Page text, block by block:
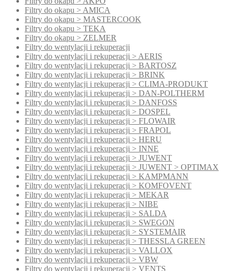
Filtry do okapu > AMICA
Filtry do okapu > MASTERCOOK
Filtry do okapu > TEKA
Filtry do okapu > ZELMER
Filtry do wentylacji i rekuperacji
Filtry do wentylacji i rekuperacji > AERIS
Filtry do wentylacji i rekuperacji > BARTOSZ
Filtry do wentylacji i rekuperacji > BRINK
Filtry do wentylacji i rekuperacji > CLIMA-PRODUKT
Filtry do wentylacji i rekuperacji > DAN-POLTHERM
Filtry do wentylacji i rekuperacji > DANFOSS
Filtry do wentylacji i rekuperacji > DOSPEL
Filtry do wentylacji i rekuperacji > FLOWAIR
Filtry do wentylacji i rekuperacji > FRAPOL
Filtry do wentylacji i rekuperacji > HERU
Filtry do wentylacji i rekuperacji > INNE
Filtry do wentylacji i rekuperacji > JUWENT
Filtry do wentylacji i rekuperacji > JUWENT > OPTIMAX
Filtry do wentylacji i rekuperacji > KAMPMANN
Filtry do wentylacji i rekuperacji > KOMFOVENT
Filtry do wentylacji i rekuperacji > MEKAR
Filtry do wentylacji i rekuperacji > NIBE
Filtry do wentylacji i rekuperacji > SALDA
Filtry do wentylacji i rekuperacji > SWEGON
Filtry do wentylacji i rekuperacji > SYSTEMAIR
Filtry do wentylacji i rekuperacji > THESSLA GREEN
Filtry do wentylacji i rekuperacji > VALLOX
Filtry do wentylacji i rekuperacji > VBW
Filtry do wentylacji i rekuperacji > VENTS